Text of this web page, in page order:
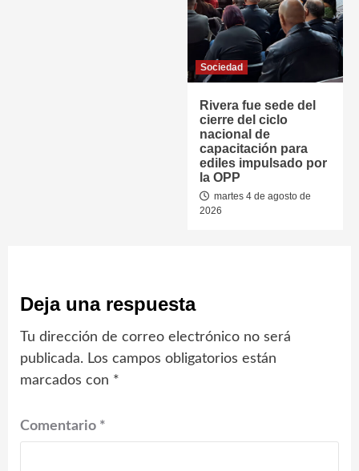
Sociedad
Rivera fue sede del
cierre del ciclo
nacional de
capacitación para
ediles impulsado por
la OPP
martes 4 de agosto de
2026
Deja una respuesta
Tu dirección de correo electrónico no será
publicada. Los campos obligatorios están
marcados con *
Comentario *